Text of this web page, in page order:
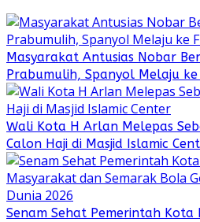
Masyarakat Antusias Nobar
Prabumulih, Spanyol Melaju
Wali Kota H Arlan Melepas
Calon Haji di Masjid Islamic
Senam Sehat Pemerintah Kota